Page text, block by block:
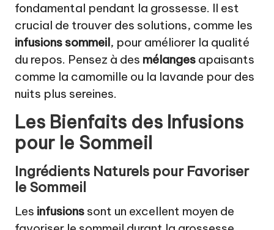
fondamental pendant la grossesse. Il est
crucial de trouver des solutions, comme les
infusions sommeil, pour améliorer la qualité
du repos. Pensez à des mélanges apaisants
comme la camomille ou la lavande pour des
nuits plus sereines.
Les Bienfaits des Infusions
pour le Sommeil
Ingrédients Naturels pour Favoriser
le Sommeil
Les infusions sont un excellent moyen de